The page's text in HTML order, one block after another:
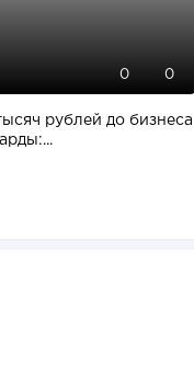
0 0
рублей до бизнеса